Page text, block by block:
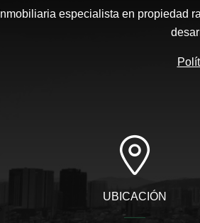
Inmobiliaria especialista en propiedad
UBICACIÓN